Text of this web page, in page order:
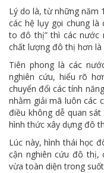
Lý do là, từ những năm
các hệ lụy gọi chung là
to đô thị” thì các nước
chất lượng đô thị hơn là
Tiên phong là các
nghiên cứu, hiểu rõ
chuyển đổi các tính
nhằm giải mã luôn các
điều không dễ quan
hình thức xây dựng đô
Lúc này, hình thái học
cận nghiên cứu đô
vừa toàn diện trong